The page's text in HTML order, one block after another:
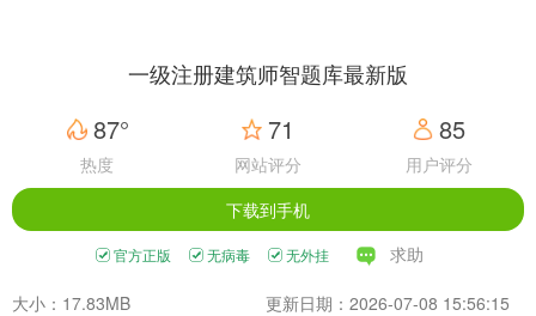
一级注册建筑师智题库最新版
87°
热度
71
网站评分
85
用户评分
下载到手机
官方正版 无病毒 无外挂 求助
大小：17.83MB
更新日期：2026-07-08 15:56:15